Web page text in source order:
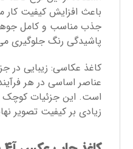
باعث افزایش کیفیت کار
جذب مناسب و کامل جوهر
پاشیدگی رنگ جلوگیری
کاغذ عکاسی: زیبایی در
عناصر اساسی در هر
است. این جزئیات کوچک
زیادی بر کیفیت تصویر